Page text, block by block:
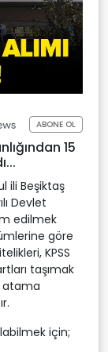
ABONE OL
15
ili Beşiktaş
Devlet
edilmek
göre
KPSS
taşımak
atama
için;